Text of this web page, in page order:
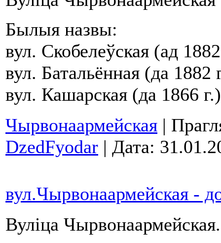
Былыя назвы:
вул. Скобелеўская (ад
вул. Батальённая (да 1882
вул. Кашарская (да 1866 г.)
Чырвонаармейская |
DzedFyodar | Дата:
вул.Чырвонаармейская -
Вуліца